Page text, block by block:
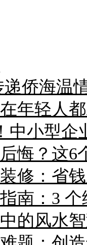
侨海温
年轻人
中小型
悔？这6
修：省
南：3
的风水